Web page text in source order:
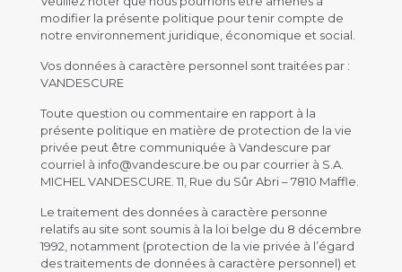
modifier la présente politique pour tenir compte de
notre environnement juridique, économique et social.
Vos données à caractère personnel sont traitées par :
VANDESCURE
Toute question ou commentaire en rapport à la
présente politique en matière de protection de la vie
privée peut être communiquée à Vandescure par
courriel à info@vandescure.be ou par courrier à S.A.
MICHEL VANDESCURE. 11, Rue du Sûr Abri – 7810 Maffle.
Le traitement des données à caractère personne
relatifs au site sont soumis à la loi belge du 8 décembre
1992, notamment (protection de la vie privée à l’égard
des traitements de données à caractère personnel) et